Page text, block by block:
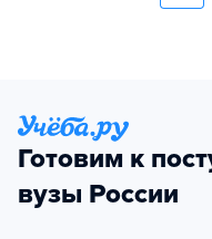
Готовим к
вузы России